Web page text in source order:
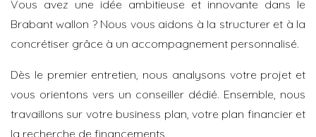
Vous avez une idée ambitieuse et innovante dans le
Brabant wallon ? Nous vous aidons à la structurer et à la
concrétiser grâce à un accompagnement personnalisé.
Dès le premier entretien, nous analysons votre projet et
vous orientons vers un conseiller dédié. Ensemble, nous
travaillons sur votre business plan, votre plan financier et
la recherche de financements.